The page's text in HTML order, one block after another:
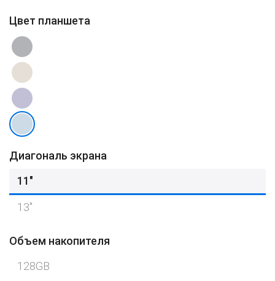
Цвет планшета
Диагональ экрана
11″
13"
Объем накопителя
128GB